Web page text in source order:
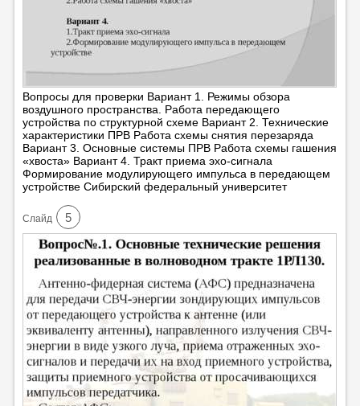
Вопросы для проверки Вариант 1. Режимы обзора
воздушного пространства. Работа передающего
устройства по структурной схеме Вариант 2. Технические
характеристики ПРВ Работа схемы снятия перезаряда
Вариант 3. Основные системы ПРВ Работа схемы гашения
«хвоста» Вариант 4. Тракт приема эхо-сигнала
Формирование модулирующего импульса в передающем
устройстве Сибирский федеральный университет
Cлайд 5